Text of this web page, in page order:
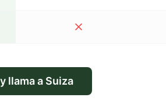
llama a Suiza